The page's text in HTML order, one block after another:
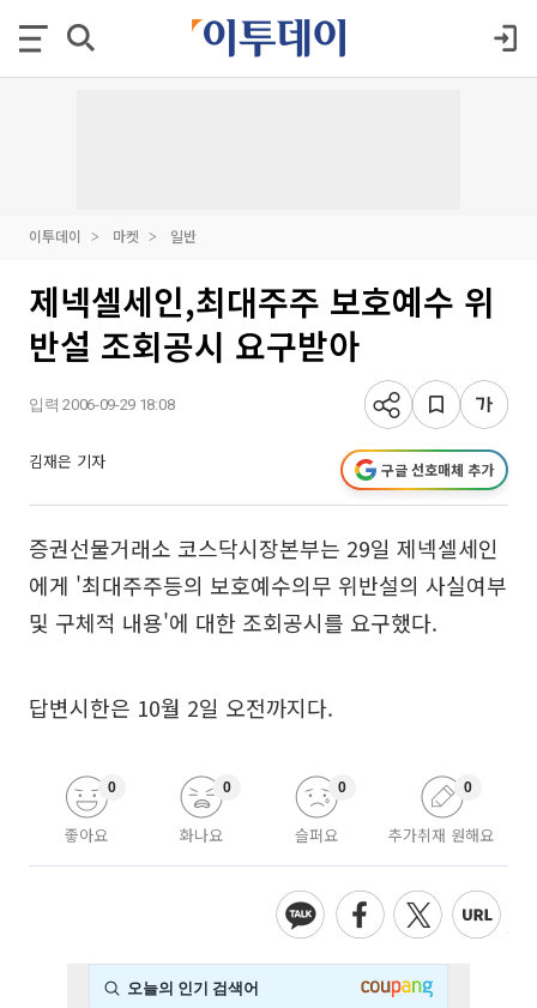
이투데이 마켓 일반
제넥셀세인,최대주주 보호예수 위
반설 조회공시 요구받아
입력 2006-09-29 18:08
김재은 기자 구글 선호매체 추가
증권선물거래소 코스닥시장본부는 29일 제넥셀세인
에게 '최대주주등의 보호예수의무 위반설의 사실여부
및 구체적 내용'에 대한 조회공시를 요구했다.
답변시한은 10월 2일 오전까지다.
좋아요
0
화나요
0
슬퍼요
0
추가취재 원해요
0